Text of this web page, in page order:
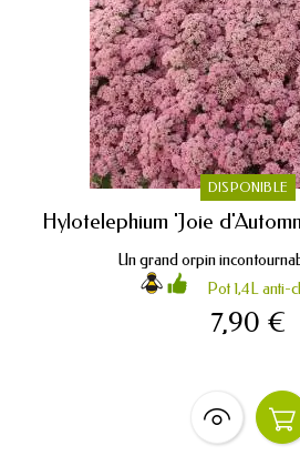
DISPONIBLE
Hylotelephium 'Joie
Un grand orpin
Pot 1,4L anti-
7,90 €